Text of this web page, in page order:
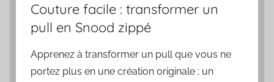
Couture facile : transformer un
pull en Snood zippé
Apprenez à transformer un pull que vous ne
portez plus en une création originale ; un